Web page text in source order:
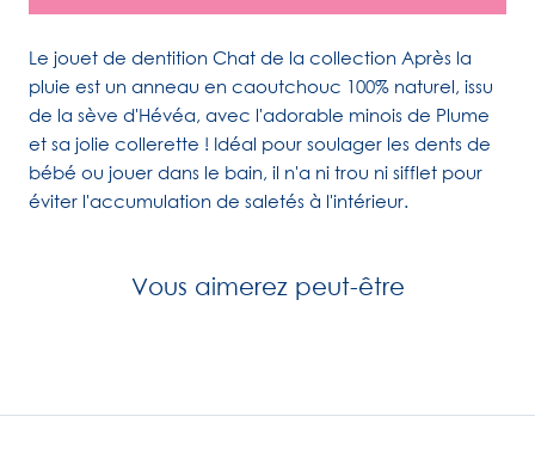
Le jouet de dentition Chat de la collection Après la
pluie est un anneau en caoutchouc 100% naturel, issu
de la sève d'Hévéa, avec l'adorable minois de Plume
et sa jolie collerette ! Idéal pour soulager les dents de
bébé ou jouer dans le bain, il n'a ni trou ni sifflet pour
éviter l'accumulation de saletés à l'intérieur.
Vous aimerez peut-être